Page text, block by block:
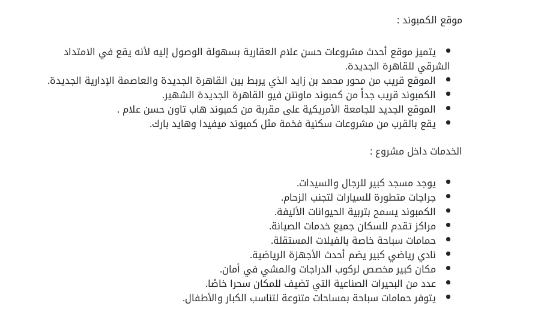
موقع الكمبوند :
يتميز موقع أحدث مشروعات حسن علام العقارية بسهولة الوصول إليه لأنه يقع في الامتداد
الشرقي للقاهرة الجديدة.
الموقع قريب من محور محمد بن زايد الذي يربط بين القاهرة الجديدة والعاصمة الإدارية الجديدة.
الكمبوند قريب جداً من كمبوند ماونتن فيو القاهرة الجديدة الشهير.
الموقع الجديد للجامعة الأمريكية على مقربة من كمبوند هاب تاون حسن علام .
يقع بالقرب من مشروعات سكنية فخمة مثل كمبوند ميفيدا وهايد بارك.
الخدمات داخل مشروع :
يوجد مسجد كبير للرجال والسيدات.
جراجات متطورة للسيارات لتجنب الزحام.
الكمبوند يسمح بتربية الحيوانات الأليفة.
مراكز تقدم للسكان جميع خدمات الصيانة.
حمامات سباحة خاصة بالفيلات المستقلة.
نادي رياضي كبير يضم أحدث الأجهزة الرياضية.
مكان كبير مخصص لركوب الدراجات والمشي في أمان.
عدد من البحيرات الصناعية التي تضيف للمكان سحرا خاصًا.
يتوفر حمامات سباحة بمساحات متنوعة لتناسب الكبار والأطفال.